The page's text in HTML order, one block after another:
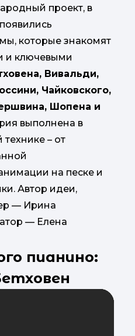
проект, в
которые знакомят
и ключевыми
Вивальди,
Чайковского,
Шопена и
выполнена в
– от
на песке и
Автор идеи,
— Ирина
— Елена
пианино: